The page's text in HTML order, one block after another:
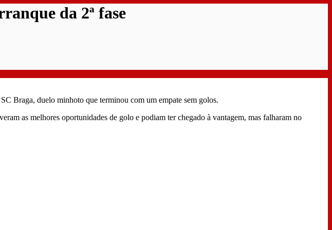
da 2ª fase
Braga, duelo minhoto que terminou com um empate sem golos.
as melhores oportunidades de golo e podiam ter chegado à vantagem, mas falharam no